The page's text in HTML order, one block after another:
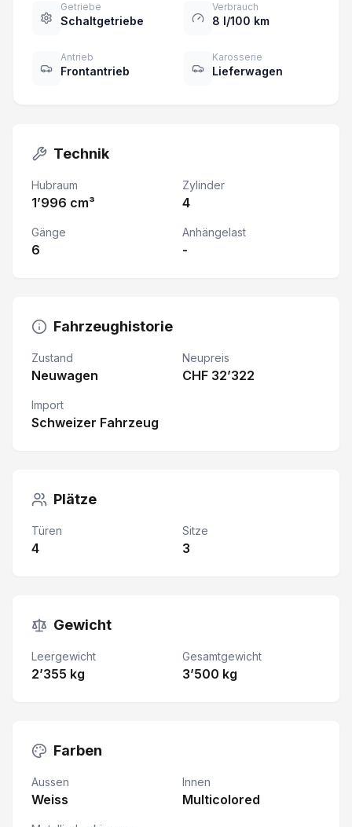
Getriebe
Schaltgetriebe
Verbrauch
8 l/100 km
Antrieb
Frontantrieb
Karosserie
Lieferwagen
Technik
Hubraum
1’996 cm³
Zylinder
4
Gänge
6
Anhängelast
-
Fahrzeughistorie
Zustand
Neuwagen
Neupreis
CHF 32’322
Import
Schweizer Fahrzeug
Plätze
Türen
4
Sitze
3
Gewicht
Leergewicht
2’355 kg
Gesamtgewicht
3’500 kg
Farben
Aussen
Weiss
Innen
Multicolored